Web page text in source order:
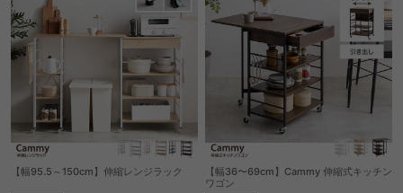
【幅95.5～150cm】伸縮レンジラック
【幅36〜69cm】Cammy 伸縮式キッチン
ワゴン